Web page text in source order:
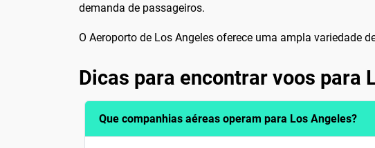
demanda de passageiros.
O Aeroporto de Los Angeles oferece uma ampla variedade
Dicas para encontrar voos para
Que companhias aéreas operam para Los Angeles?